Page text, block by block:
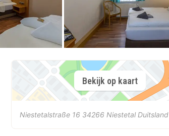
Bekijk op kaart
Niestetalstraße 16 34266 Niestetal Duitsland